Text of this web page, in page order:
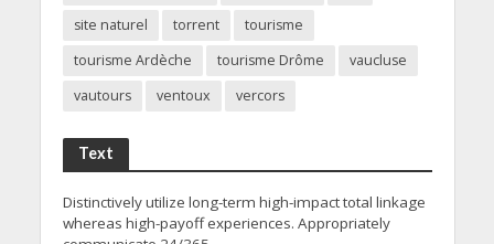
site naturel
torrent
tourisme
tourisme Ardèche
tourisme Drôme
vaucluse
vautours
ventoux vercors
Text
Distinctively utilize long-term high-impact total linkage
whereas high-payoff experiences. Appropriately